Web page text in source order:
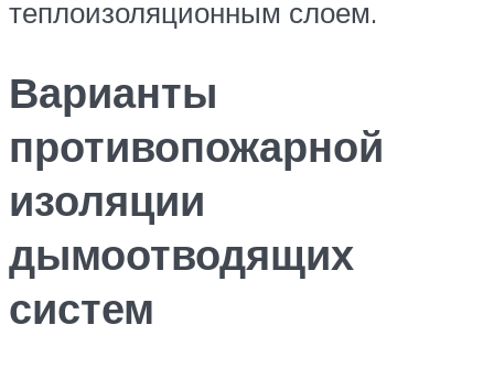
теплоизоляционным слоем.
Варианты
противопожарной
изоляции
дымоотводящих
систем